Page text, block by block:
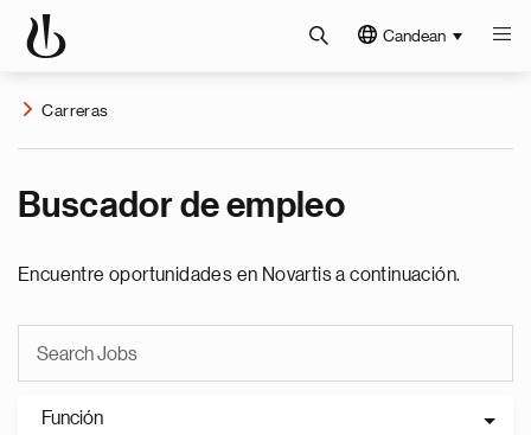
Candean
Carreras
Buscador de empleo
Encuentre oportunidades en Novartis a continuación.
Función